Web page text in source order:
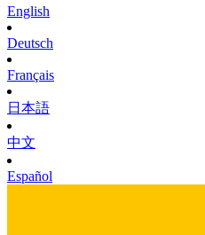
English
Deutsch
Français
日本語
中文
Español